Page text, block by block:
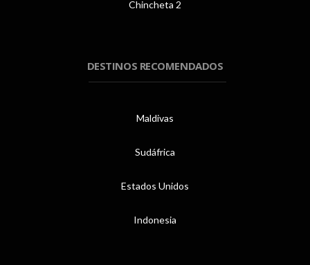
Chincheta 2
DESTINOS RECOMENDADOS
Maldivas
Sudáfrica
Estados Unidos
Indonesia